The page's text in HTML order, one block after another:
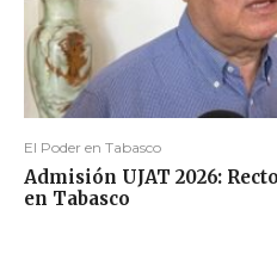
El Poder en Tabasco
Admisión UJAT 2026:
en Tabasco